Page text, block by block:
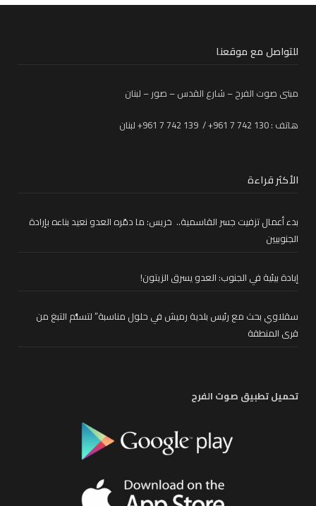
للتواصل مع موقعنا
مبنى صوت الفرح – شارع القدس – صور – لبنان
هاتف : 130 742 7 961+ / 139 742 7 961+ لبنان
الأكثر قراءة
بدء أعمال تزفيت جسر القاسمية.. خريس: ما دمّره العدو نعيد بناءه بإرادة
الجنوبيين
إبادة بيئية في الجنوب: العدو يسرق الزيتون!
سقلاوي بحث مع رئيس بلدية رميش في حلول مناسبة” لتسلُّم التبغ من
قرى المنطقة
تحميل تطبيق صوت الفرح